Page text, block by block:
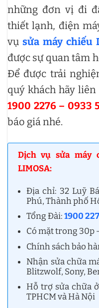
những đơn vị đi
thiết lạnh, điện
vụ sửa máy chiếu
được sự quan tâm
Để được trải
quý khách hãy
1900 2276 – 0933
báo giá nhé.
Dịch vụ sửa máy
LIMOSA:
Địa chỉ: 32 Luỹ
Phú, Thành phố
Tổng Đài:1900
Có mặt trong 30p
Chính sách bảo
Nhận sửa chữa
Blitzwolf, Sony,
Hỗ trợ sửa chữa
TPHCM và Hà Nội